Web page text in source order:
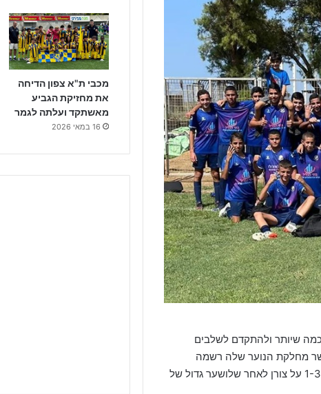
שיותר ולהתקדם לשלבים
מחלקת הנוער שלה רשמה
מכבי ת"א צפון הדיחה
את מחזיקת הגביע
מאשתקד ועלתה לגמר
16 במאי 2026